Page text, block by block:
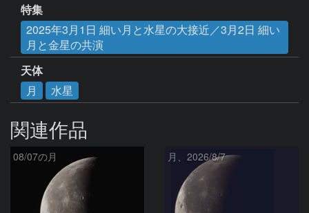
特集
2025年3月1日 細い月と水星の大接近／3月2日 細い
月と金星の共演
天体
月
水星
関連作品
08/07の月 月、2026/8/7